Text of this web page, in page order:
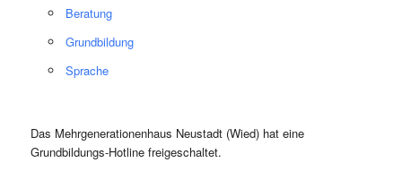
Beratung
Grundbildung
Sprache
Das Mehrgenerationenhaus Neustadt (Wied) hat eine
Grundbildungs-Hotline freigeschaltet.